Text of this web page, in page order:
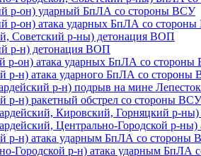
р-он) ударный БпЛА со стороны ВСУ
р-он) атака ударных БпЛА со
Советский р-ны) детонация ВОП
р-н) детонация ВОП
р-он) атака ударных БпЛА со
р-н) атака ударного БпЛА со стороны
р-н) подрыв на мине Лепесток
р-н) ракетный обстрел со стороны ВСУ
Кировский, Горняцкий р-
Центрально-Городской р-
р-н) атака ударным БпЛА со стороны
Городской р-н) атака ударным БпЛА